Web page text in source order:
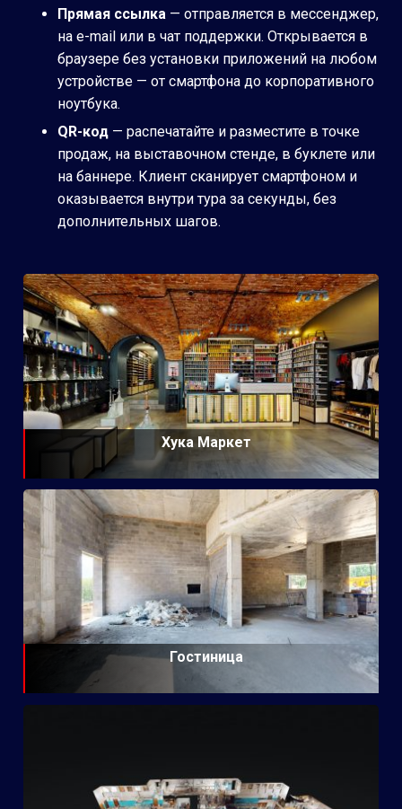
Прямая ссылка — отправляется в мессенджер,
на e-mail или в чат поддержки. Открывается в
браузере без установки приложений на любом
устройстве — от смартфона до корпоративного
ноутбука.
QR-код — распечатайте и разместите в точке
продаж, на выставочном стенде, в буклете или
на баннере. Клиент сканирует смартфоном и
оказывается внутри тура за секунды, без
дополнительных шагов.
Хука Маркет
Гостиница